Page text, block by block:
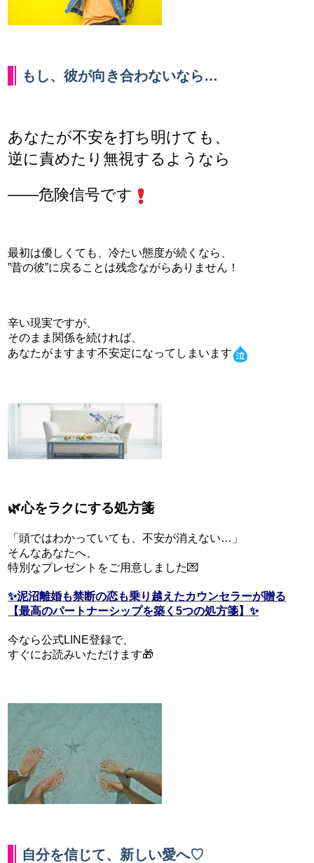
もし、彼が向き合わないなら…
あなたが不安を打ち明けても、
逆に責めたり無視するようなら
――危険信号です
最初は優しくても、冷たい態度が続くなら、
”昔の彼”に戻ることは残念ながらありません！
辛い現実ですが、
そのまま関係を続ければ、
あなたがますます不安定になってしまいます
🌿心をラクにする処方箋
「頭ではわかっていても、不安が消えない…」
そんなあなたへ、
特別なプレゼントをご用意しました💌
✨泥沼離婚も禁断の恋も乗り越えたカウンセラーが贈る
【最高のパートナーシップを築く5つの処方箋】✨
今なら公式LINE登録で、
すぐにお読みいただけます🎁
自分を信じて、新しい愛へ♡